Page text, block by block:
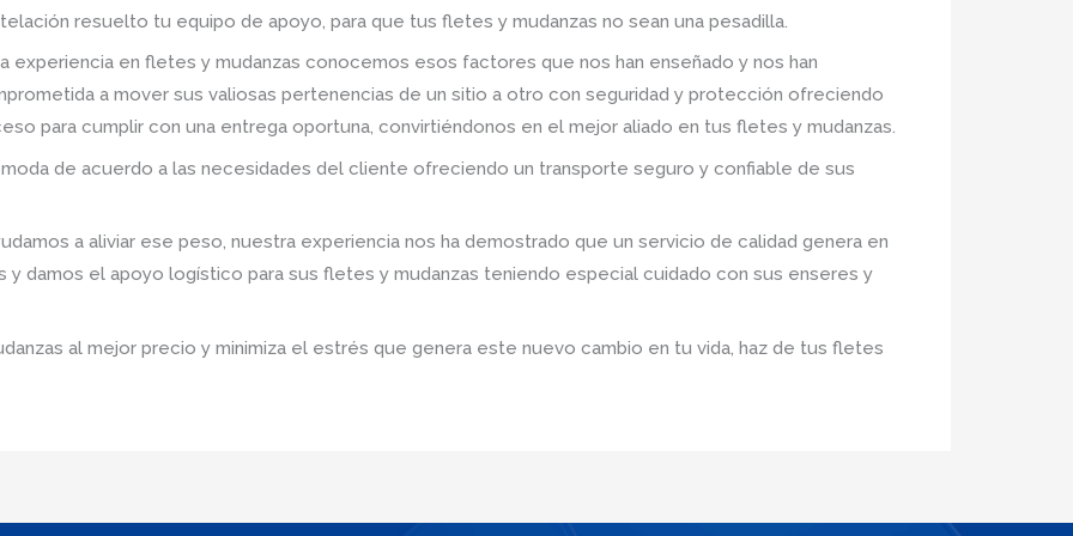
resuelto tu equipo de apoyo, para que tus fletes y mudanzas no sean una pesadilla.
experiencia en fletes y mudanzas conocemos esos factores que nos han enseñado y nos han
a mover sus valiosas pertenencias de un sitio a otro con seguridad y protección ofreciendo
para cumplir con una entrega oportuna, convirtiéndonos en el mejor aliado en tus fletes y mudanzas.
de acuerdo a las necesidades del cliente ofreciendo un transporte seguro y confiable de sus
a aliviar ese peso, nuestra experiencia nos ha demostrado que un servicio de calidad genera en
damos el apoyo logístico para sus fletes y mudanzas teniendo especial cuidado con sus enseres y
al mejor precio y minimiza el estrés que genera este nuevo cambio en tu vida, haz de tus fletes